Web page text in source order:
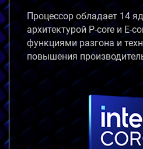
Процессор обладает 14
архитектурой P-core и E-
функциями разгона и
повышения